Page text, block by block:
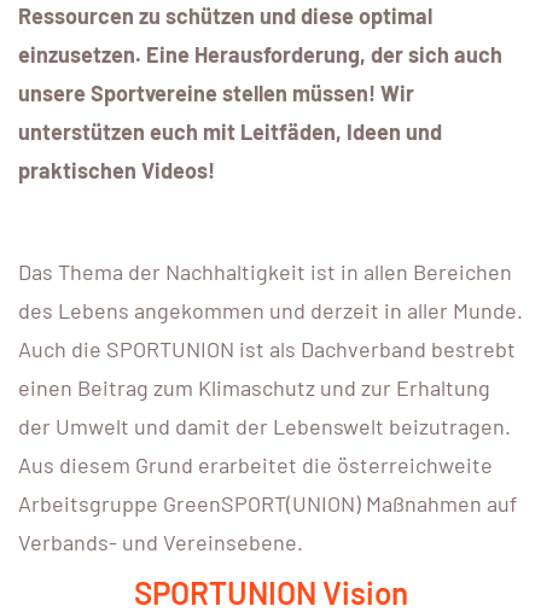
Ressourcen zu schützen und diese optimal
einzusetzen. Eine Herausforderung, der sich auch
unsere Sportvereine stellen müssen! Wir
unterstützen euch mit Leitfäden, Ideen und
praktischen Videos!
Das Thema der Nachhaltigkeit ist in allen Bereichen
des Lebens angekommen und derzeit in aller Munde.
Auch die SPORTUNION ist als Dachverband bestrebt
einen Beitrag zum Klimaschutz und zur Erhaltung
der Umwelt und damit der Lebenswelt beizutragen.
Aus diesem Grund erarbeitet die österreichweite
Arbeitsgruppe GreenSPORT(UNION) Maßnahmen auf
Verbands- und Vereinsebene.
SPORTUNION Vision